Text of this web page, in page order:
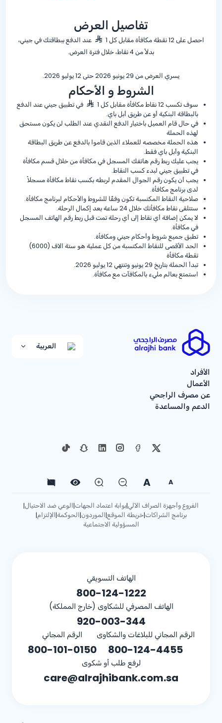
تفاصيل العرض
احصل على 12 نقطة مكافأة مقابل كل 1
عند الدفع ببطاقتك في جيني،
بدلاً من 4 نقاط، خلال فترة العرض.
يسري العرض من 29 يونيو 2026 حتى 12 يوليو 2026.
الشروط و الأحكام
سوف تكسب 12 نقاط مكافأة مقابل كل 1
في تطبيق جيني عند الدفع
بالبطاقة البنكية أو عن طريق أبل باي.
في حال قام العميل باختيار الدفع النقدي عند الطلب لن يكون مستحق
لهذه الحملة
هذه الحملة مخصصه للعملاء الذين قاموا بالدفع عن طريق البطاقة
البنكية وأبل باي فقط.
يجب عليك ربط رقم هاتفك المسجل في مكافأة من خلال قسم مكافأة
في تطبيق جيني لبدء كسب النقاط.
يجب أن يكون رقم الجوال المقدم لربطه بكسب نقاط مكافأة مسجلاً
لدى برنامج مكافأة.
صلاحية النقاط المكتسبة تكون وفقًا للشروط والأحكام لبرنامج مكافأة.
ستتلقى نقاط مكافأتك خلال 24 ساعة بعد إكمال الرحلة.
لا يمكن إضافة أي نقاط إلى أي رحلة تمت قبل ربط رقم الهاتف المسجل
في مكافأة.
تطبق جميع شروط وأحكام جيني ومكافأة.
الحد الأقصى للنقاط المكتسبة من كل عملية هو ستة الاف (6000)
تقطة مكافأة
تبدأ الحملة بتاريخ 29 يونيو وتنتهي 12 يوليو 2026.
استمتع بعالم مليء بالمكافآت مع مكافأة.
العربية
الأفراد
الأعمال
عن مصرف الراجحي
الدعم والمساعدة
A
A
الفروع وأجهزة الصراف الآلي|بوابة اعتماد الجهات|الوعي ضد الاحتيال|
برنامج الشراكات|خريطة الموقع|الموردون|الحوكمة|الإلتزام|
المسؤولية الاجتماعية
الهاتف التسويقي
800-124-1222
الهاتف المصرفي للشكاوى (خارج المملكة)
920-003-344
الرقم المجاني للبلاغات والشكاوى
800-124-4455
الرقم المجاني
800-101-0150
لرفع طلب أو شكوى
care@alrajhibank.com.sa